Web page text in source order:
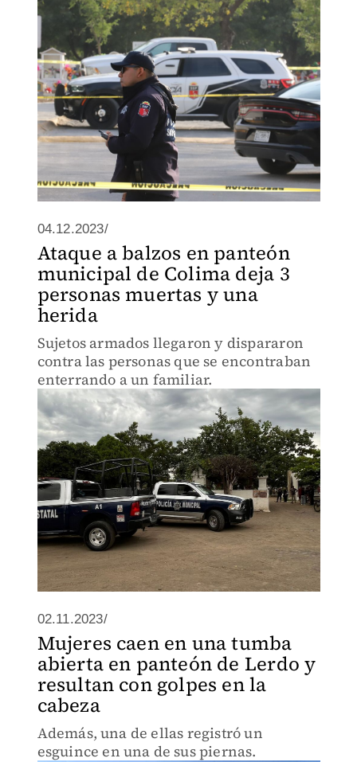
04.12.2023/
Ataque a balzos en panteón
municipal de Colima deja 3
personas muertas y una
herida
Sujetos armados llegaron y dispararon
contra las personas que se encontraban
enterrando a un familiar.
02.11.2023/
Mujeres caen en una tumba
abierta en panteón de Lerdo y
resultan con golpes en la
cabeza
Además, una de ellas registró un
esguince en una de sus piernas.